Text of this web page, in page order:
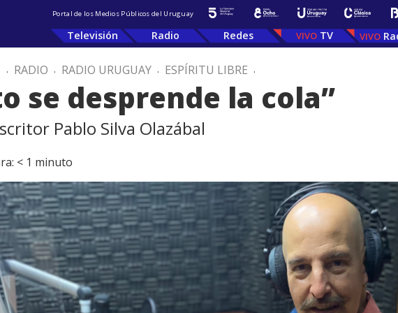
Portal de los Medios Públicos del Uruguay
Televisión Radio Redes TV
. RADIO . RADIO URUGUAY . ESPÍRITU LIBRE .
se desprende la cola”
Pablo Silva Olazábal
< 1 minuto